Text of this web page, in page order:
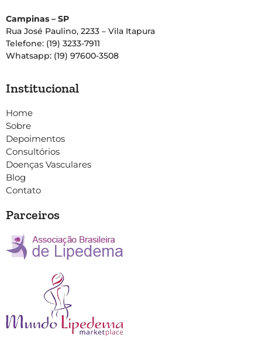
Campinas – SP
Rua José Paulino, 2233 – Vila Itapura
Telefone: (19) 3233-7911
Whatsapp: (19) 97600-3508
Institucional
Home
Sobre
Depoimentos
Consultórios
Doenças Vasculares
Blog
Contato
Parceiros